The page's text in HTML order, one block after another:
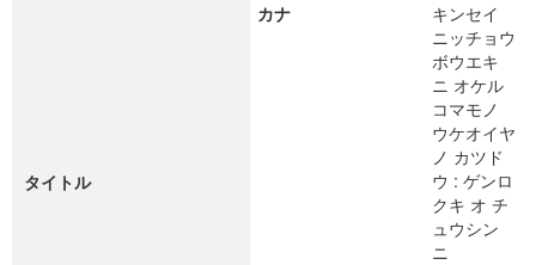
タイトル
カナ
キンセイ
ニッチョウ
ボウエキ
ニ オケル
コマモノ
ウケオイヤ
ノ カツド
ウ : ゲンロ
クキ オ チ
ュウシン
ニ